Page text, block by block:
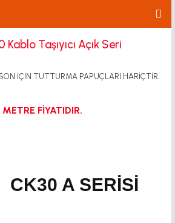
Taşıyıcı Açık Seri
İÇİN TUTTURMA PAPUÇLARI HARİÇTİR.
METRE FİYATIDIR.
CK30 A SERİSİ